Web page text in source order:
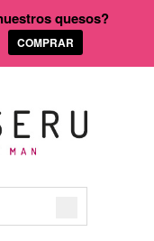
quesos?
COMPRAR